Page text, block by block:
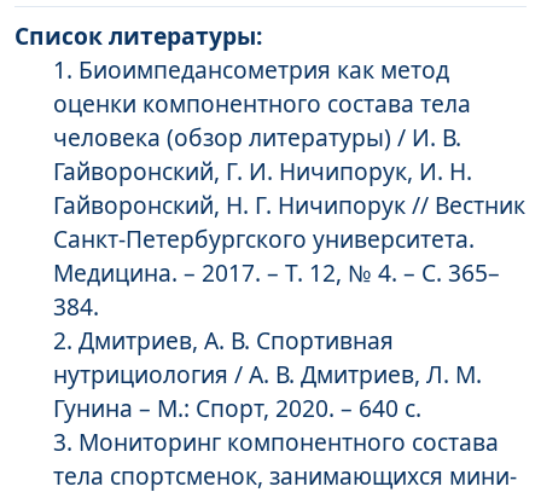
Список литературы:
Биоимпедансометрия как метод
оценки компонентного состава тела
человека (обзор литературы) / И. В.
Гайворонский, Г. И. Ничипорук, И. Н.
Гайворонский, Н. Г. Ничипорук // Вестник
Санкт-Петербургского университета.
Медицина. – 2017. – Т. 12, № 4. – С. 365–
384.
Дмитриев, А. В. Спортивная
нутрициология / А. В. Дмитриев, Л. М.
Гунина – М.: Спорт, 2020. – 640 с.
Мониторинг компонентного состава
тела спортсменок, занимающихся мини-